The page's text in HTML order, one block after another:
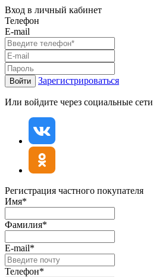
Вход в личный кабинет
Телефон
E-mail
Войти Зарегистрироваться
Или войдите через социальные сети
Регистрация частного покупателя
Имя*
Фамилия*
E-mail*
Телефон*